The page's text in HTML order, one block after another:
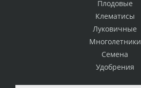
Плодовые
Клематисы
Луковичные
Многолетники
Семена
Удобрения